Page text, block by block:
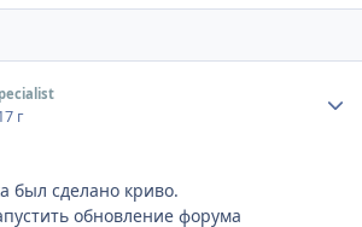
г
был сделано криво.
обновление форума